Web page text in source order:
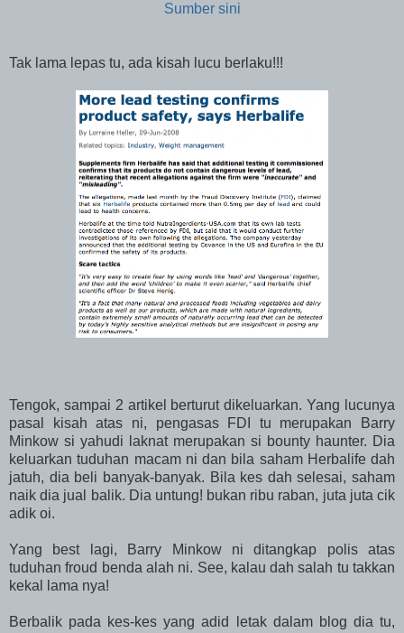
Sumber sini
Tak lama lepas tu, ada kisah lucu berlaku!!!
Tengok, sampai 2 artikel berturut dikeluarkan. Yang lucunya
pasal kisah atas ni, pengasas FDI tu merupakan Barry
Minkow si yahudi laknat merupakan si bounty haunter. Dia
keluarkan tuduhan macam ni dan bila saham Herbalife dah
jatuh, dia beli banyak-banyak. Bila kes dah selesai, saham
naik dia jual balik. Dia untung! bukan ribu raban, juta juta cik
adik oi.
Yang best lagi, Barry Minkow ni ditangkap polis atas
tuduhan froud benda alah ni. See, kalau dah salah tu takkan
kekal lama nya!
Berbalik pada kes-kes yang adid letak dalam blog dia tu,